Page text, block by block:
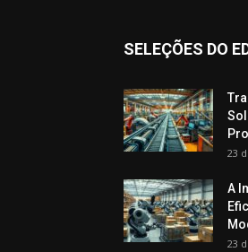
SELEÇÕES DO
23
A
23